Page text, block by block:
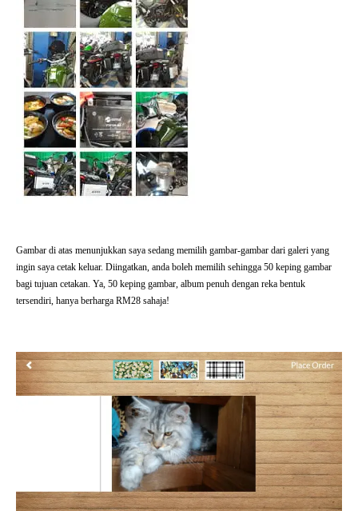
Gambar di atas menunjukkan saya sedang memilih gambar-gambar dari galeri yang
ingin saya cetak keluar. Diingatkan, anda boleh memilih sehingga 50 keping gambar
bagi tujuan cetakan. Ya, 50 keping gambar, album penuh dengan reka bentuk
tersendiri, hanya berharga RM28 sahaja!